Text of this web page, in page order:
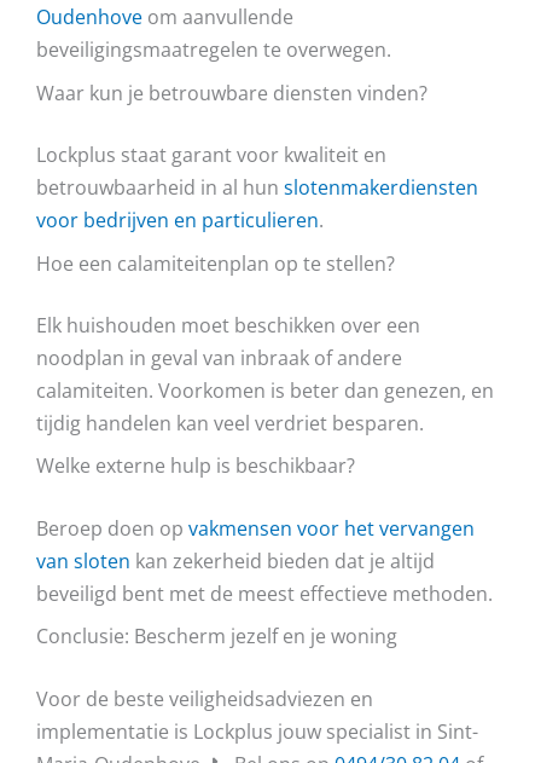
Oudenhove om aanvullende
beveiligingsmaatregelen te overwegen.
Waar kun je betrouwbare diensten vinden?
Lockplus staat garant voor kwaliteit en
betrouwbaarheid in al hun slotenmakerdiensten
voor bedrijven en particulieren.
Hoe een calamiteitenplan op te stellen?
Elk huishouden moet beschikken over een
noodplan in geval van inbraak of andere
calamiteiten. Voorkomen is beter dan genezen, en
tijdig handelen kan veel verdriet besparen.
Welke externe hulp is beschikbaar?
Beroep doen op vakmensen voor het vervangen
van sloten kan zekerheid bieden dat je altijd
beveiligd bent met de meest effectieve methoden.
Conclusie: Bescherm jezelf en je woning
Voor de beste veiligheidsadviezen en
implementatie is Lockplus jouw specialist in Sint-